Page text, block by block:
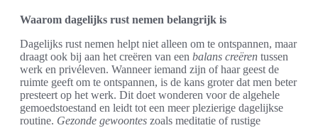
Waarom dagelijks rust nemen belangrijk is
Dagelijks rust nemen helpt niet alleen om te ontspannen, maar
draagt ook bij aan het creëren van een balans creëren tussen
werk en privéleven. Wanneer iemand zijn of haar geest de
ruimte geeft om te ontspannen, is de kans groter dat men beter
presteert op het werk. Dit doet wonderen voor de algehele
gemoedstoestand en leidt tot een meer plezierige dagelijkse
routine. Gezonde gewoontes zoals meditatie of rustige